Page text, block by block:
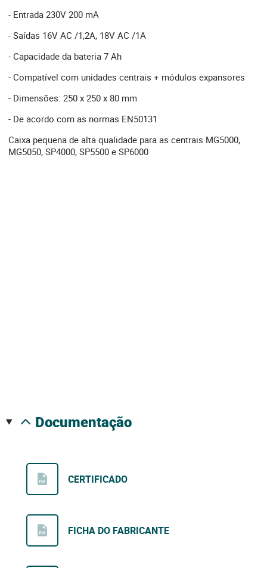
- Entrada 230V 200 mA
- Saídas 16V AC /1,2A, 18V AC /1A
- Capacidade da bateria 7 Ah
- Compatível com unidades centrais + módulos expansores
- Dimensões: 250 x 250 x 80 mm
- De acordo com as normas EN50131
Caixa pequena de alta qualidade para as centrais MG5000,
MG5050, SP4000, SP5500 e SP6000
documentação
CERTIFICADO
FICHA DO FABRICANTE